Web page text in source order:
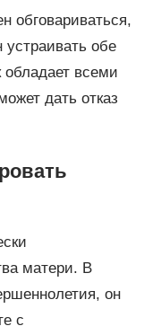
обговариваться,
устраивать обе
всеми
дать отказ
матери. В
он
с